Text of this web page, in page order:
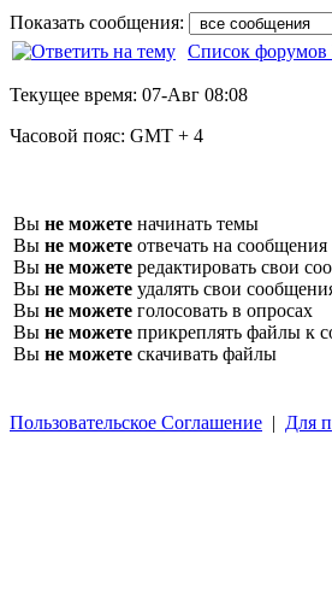
Показать сообщения:
Список форумов
Текущее время: 07-Авг 08:08
Часовой пояс: GMT + 4
Вы не можете начинать темы
Вы не можете отвечать на сообщения
Вы не можете редактировать свои
Вы не можете удалять свои
Вы не можете голосовать в опросах
Вы не можете прикреплять файлы к
Вы не можете скачивать файлы
Пользовательское Соглашение | Для